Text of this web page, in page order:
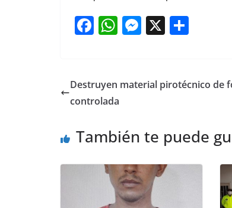
F
e
b
o
k
W
s
A
p
M
e
er
X
e
Destruyen material pirotécnico de
controlada
También te puede